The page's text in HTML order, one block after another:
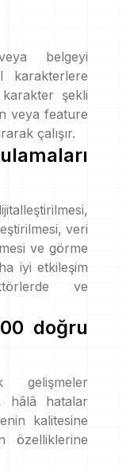
belgeyi
karakterlere
şekli
veya feature
çalışır.
veri
ve görme
iyi etkileşim
ve
doğru
gelişmeler
hâlâ hatalar
kalitesine
özelliklerine